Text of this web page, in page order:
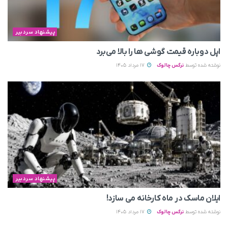
پیشنهاد سردبیر
اپل دوباره قیمت‌ گوشی ها را بالا می‌برد
نوشته شده توسط نرگس چالوک
پیشنهاد سردبیر
ایلان ماسک در ماه کارخانه می سازد!
نوشته شده توسط نرگس چالوک